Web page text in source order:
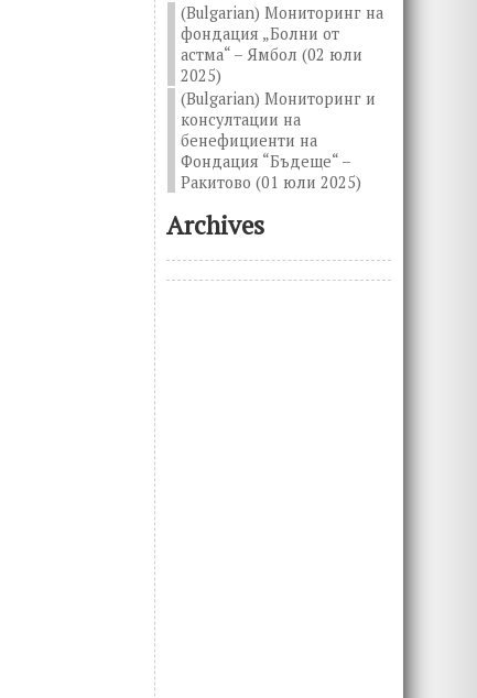
(Bulgarian) Мониторинг на
фондация „Болни от
астма“ – Ямбол (02 юли
2025)
(Bulgarian) Мониторинг и
консултации на
бенефициенти на
Фондация “Бъдеще“ –
Ракитово (01 юли 2025)
Archives